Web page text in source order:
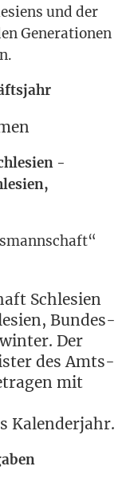
und der
Gene­ra­tio­nen
-
Schle­si­en
Bun­des­
Der
des Amts­
mit
Kalenderjahr.